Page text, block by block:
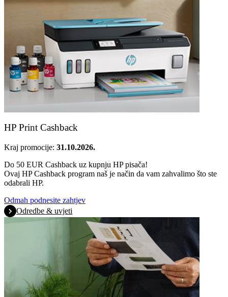
HP Print Cashback
Kraj promocije: 31.10.2026.
Do 50 EUR Cashback uz kupnju HP pisača!
Ovaj HP Cashback program naš je način da vam zahvalimo što ste
odabrali HP.
Odmah podnesite zahtjev
Odredbe & uvjeti